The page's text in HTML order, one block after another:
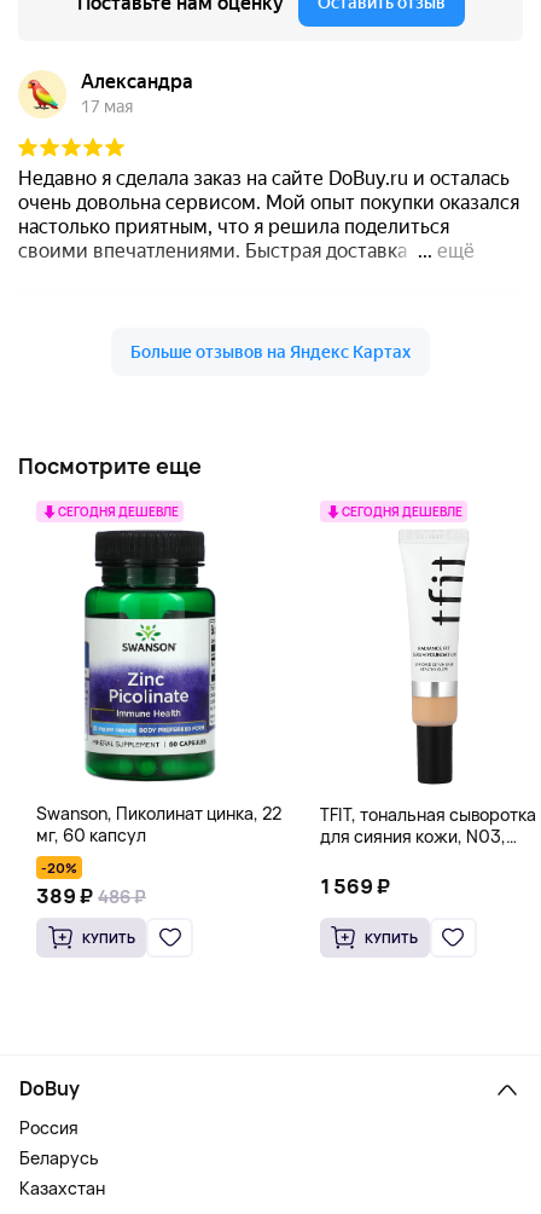
Посмотрите еще
СЕГОДНЯ ДЕШЕВЛЕ
Swanson, Пиколинат цинка, 22
мг, 60 капсул
-20%
389 ₽ 486 ₽
КУПИТЬ
СЕГОДНЯ ДЕШЕВЛЕ
TFIT, тональная сыворотка
для сияния кожи, N03,
1 569 ₽
КУПИТЬ
DoBuy
Россия
Беларусь
Казахстан